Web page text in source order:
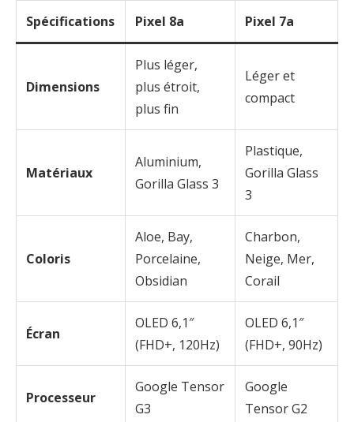
Spécifications Pixel 8a Pixel 7a
Dimensions
Plus léger,
plus étroit,
plus fin
Léger et
compact
Matériaux
Aluminium,
Gorilla Glass 3
Plastique,
Gorilla Glass
3
Coloris
Aloe, Bay,
Porcelaine,
Obsidian
Charbon,
Neige, Mer,
Corail
Écran
OLED 6,1″
(FHD+, 120Hz)
OLED 6,1″
(FHD+, 90Hz)
Processeur
Google Tensor
G3
Google
Tensor G2